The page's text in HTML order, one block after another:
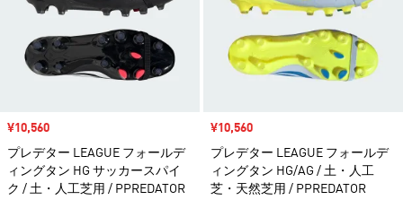
セール価格
¥10,560
プレデター LEAGUE フォールデ
ィングタン HG サッカースパイ
ク / 土・人工芝用 / PPREDATOR
セール価格
¥10,560
プレデター LEAGUE フォールデ
ィングタン HG/AG / 土・人工
芝・天然芝用 / PPREDATOR